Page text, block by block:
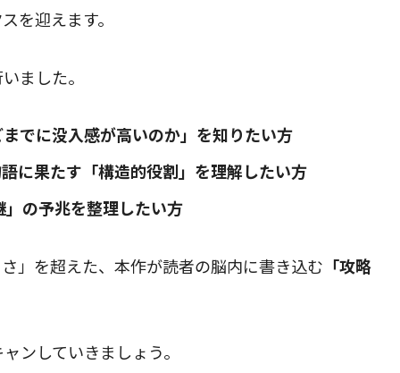
を迎えます。
ました。
でに没入感が高いのか」を知りたい方
に果たす「構造的役割」を理解したい方
の予兆を整理したい方
」を超えた、本作が読者の脳内に書き込む 「攻略
ンしていきましょう。